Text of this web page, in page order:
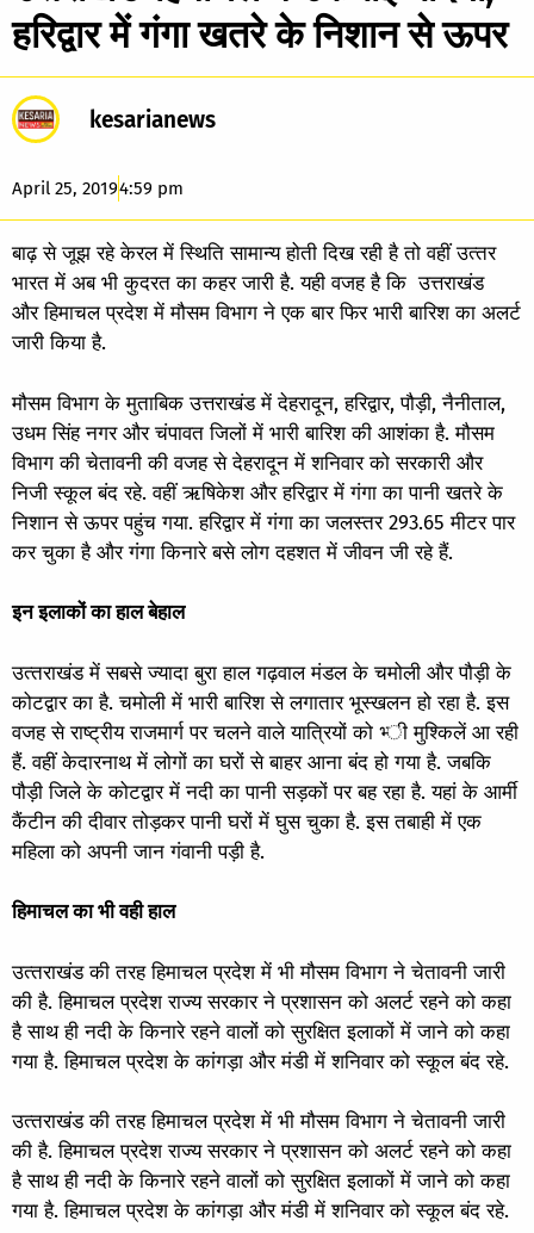
हरिद्वार में गंगा खतरे के निशान से ऊपर
kesarianews
April 25, 20194:59 pm
बाढ़ से जूझ रहे केरल में स्थिति सामान्‍य होती दिख रही है तो वहीं उत्‍तर
भारत में अब भी कुदरत का कहर जारी है. यही वजह है कि उत्तराखंड
और हिमाचल प्रदेश में मौसम विभाग ने एक बार फिर भारी बारिश का अलर्ट
जारी किया है.
मौसम विभाग के मुताबिक उत्तराखंड में देहरादून, हरिद्वार, पौड़ी, नैनीताल,
उधम सिंह नगर और चंपावत जिलों में भारी बारिश की आशंका है. मौसम
विभाग की चेतावनी की वजह से देहरादून में शनिवार को सरकारी और
निजी स्कूल बंद रहे. वहीं ऋषिकेश और हरिद्वार में गंगा का पानी खतरे के
निशान से ऊपर पहुंच गया. हरिद्वार में गंगा का जलस्तर 293.65 मीटर पार
कर चुका है और गंगा किनारे बसे लोग दहशत में जीवन जी रहे हैं.
इन इलाकों का हाल बेहाल
उत्‍तराखंड में सबसे ज्यादा बुरा हाल गढ़वाल मंडल के चमोली और पौड़ी के
कोटद्वार का है. चमोली में भारी बारिश से लगातार भूस्खलन हो रहा है. इस
वजह से राष्ट्रीय राजमार्ग पर चलने वाले यात्रियों को भ्‍ी मुश्किलें आ रही
हैं. वहीं केदारनाथ में लोगों का घरों से बाहर आना बंद हो गया है. जबकि
पौड़ी जिले के कोटद्वार में नदी का पानी सड़कों पर बह रहा है. यहां के आर्मी
कैंटीन की दीवार तोड़कर पानी घरों में घुस चुका है. इस तबाही में एक
महिला को अपनी जान गंवानी पड़ी है.
हिमाचल का भी वही हाल
उत्‍तराखंड की तरह हिमाचल प्रदेश में भी मौसम विभाग ने चेतावनी जारी
की है. हिमाचल प्रदेश राज्य सरकार ने प्रशासन को अलर्ट रहने को कहा
है साथ ही नदी के किनारे रहने वालों को सुरक्षित इलाकों में जाने को कहा
गया है. हिमाचल प्रदेश के कांगड़ा और मंडी में शनिवार को स्‍कूल बंद रहे.
उत्‍तराखंड की तरह हिमाचल प्रदेश में भी मौसम विभाग ने चेतावनी जारी
की है. हिमाचल प्रदेश राज्य सरकार ने प्रशासन को अलर्ट रहने को कहा
है साथ ही नदी के किनारे रहने वालों को सुरक्षित इलाकों में जाने को कहा
गया है. हिमाचल प्रदेश के कांगड़ा और मंडी में शनिवार को स्‍कूल बंद रहे.